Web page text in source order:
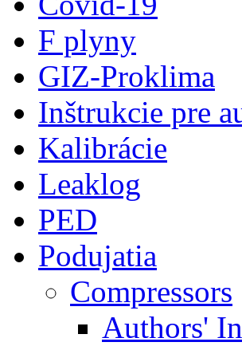
F plyny
GIZ-Proklima
Inštrukcie pre
Kalibrácie
Leaklog
PED
Podujatia
Compressors
Authors'